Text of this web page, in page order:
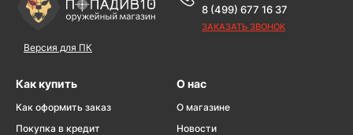
Версия для ПК
8 (499) 677 16 37
ЗАКАЗАТЬ ЗВОНОК
Как купить
Как оформить заказ
Покупка в кредит
О нас
О магазине
Новости